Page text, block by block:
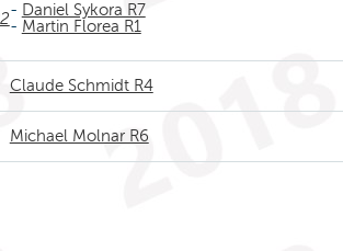
- Daniel Sykora R7
- Martin Florea R1
Claude Schmidt R4
Michael Molnar R6